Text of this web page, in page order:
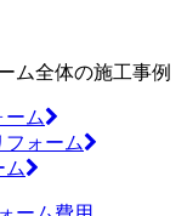
ム全体の施工事例
ーム
フォーム
ム